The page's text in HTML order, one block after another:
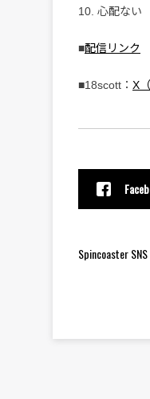
10. 心配ない
■配信リンク
■18scott： X
Spincoaster SNS